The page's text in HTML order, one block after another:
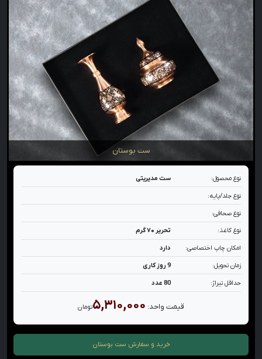
ست بوستان
نوع محصول: ست مدیریتی
نوع جلد/پایه:
نوع صحافی:
نوع کاغذ: تحریر ۷۰ گرم
امکان چاپ اختصاصی: دارد
زمان تحویل: 9 روز کاری
حداقل تیراژ: 80 عدد
قیمت واحد: ۵,۳۱۰,۰۰۰تومان
خرید و سفارش ست بوستان